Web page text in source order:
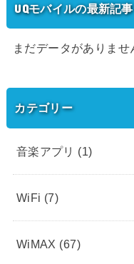
UQモバイルの最新記事
まだデータがありませ
カテゴリー
音楽アプリ (1)
WiFi (7)
WiMAX (67)